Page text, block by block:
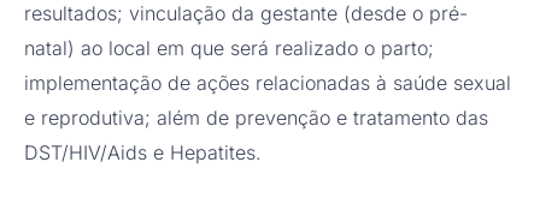
resultados; vinculação da gestante (desde o pré-
natal) ao local em que será realizado o parto;
implementação de ações relacionadas à saúde sexual
e reprodutiva; além de prevenção e tratamento das
DST/HIV/Aids e Hepatites.